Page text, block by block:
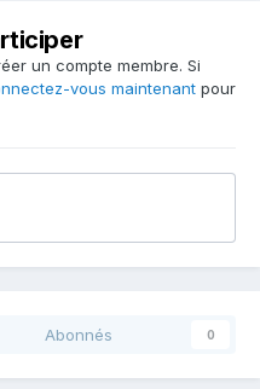
un compte membre. Si
vous maintenant pour
Abonnés 0